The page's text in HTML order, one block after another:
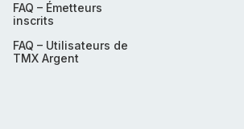
FAQ – Émetteurs
inscrits
FAQ – Utilisateurs de
TMX Argent